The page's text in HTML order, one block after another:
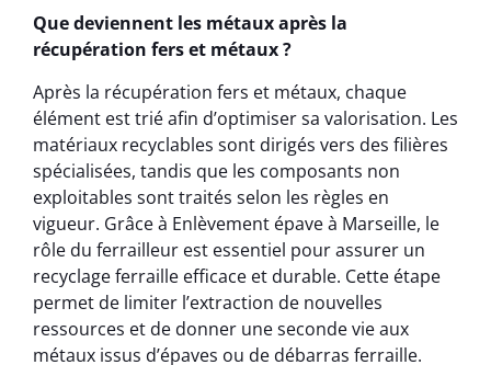
Que deviennent les métaux après la
récupération fers et métaux ?
Après la récupération fers et métaux, chaque
élément est trié afin d’optimiser sa valorisation. Les
matériaux recyclables sont dirigés vers des filières
spécialisées, tandis que les composants non
exploitables sont traités selon les règles en
vigueur. Grâce à Enlèvement épave à Marseille, le
rôle du ferrailleur est essentiel pour assurer un
recyclage ferraille efficace et durable. Cette étape
permet de limiter l’extraction de nouvelles
ressources et de donner une seconde vie aux
métaux issus d’épaves ou de débarras ferraille.